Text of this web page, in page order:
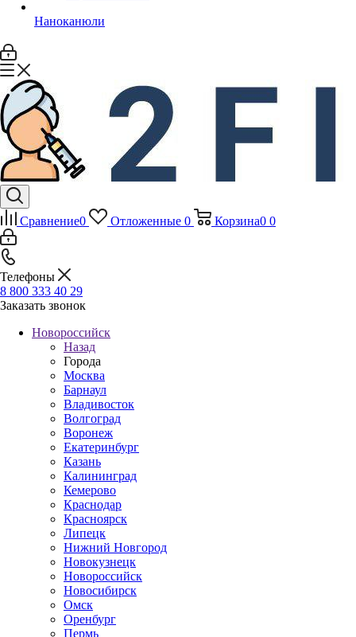
Наноканюли
Сравнение0 Отложенные 0 Корзина0 0
Телефоны
8 800 333 40 29
Заказать звонок
Новороссийск
Назад
Города
Москва
Барнаул
Владивосток
Волгоград
Воронеж
Екатеринбург
Казань
Калининград
Кемерово
Краснодар
Красноярск
Липецк
Нижний Новгород
Новокузнецк
Новороссийск
Новосибирск
Омск
Оренбург
Пермь